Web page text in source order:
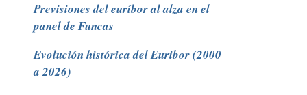
Previsiones del euríbor al alza en el
panel de Funcas
Evolución histórica del Euribor (2000
a 2026)